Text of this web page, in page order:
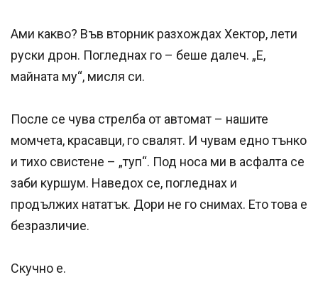
Ами какво? Във вторник разхождах Хектор, лети
руски дрон. Погледнах го – беше далеч. „Е,
майната му“, мисля си.
После се чува стрелба от автомат – нашите
момчета, красавци, го свалят. И чувам едно тънко
и тихо свистене – „туп“. Под носа ми в асфалта се
заби куршум. Наведох се, погледнах и
продължих нататък. Дори не го снимах. Ето това е
безразличие.
Скучно е.